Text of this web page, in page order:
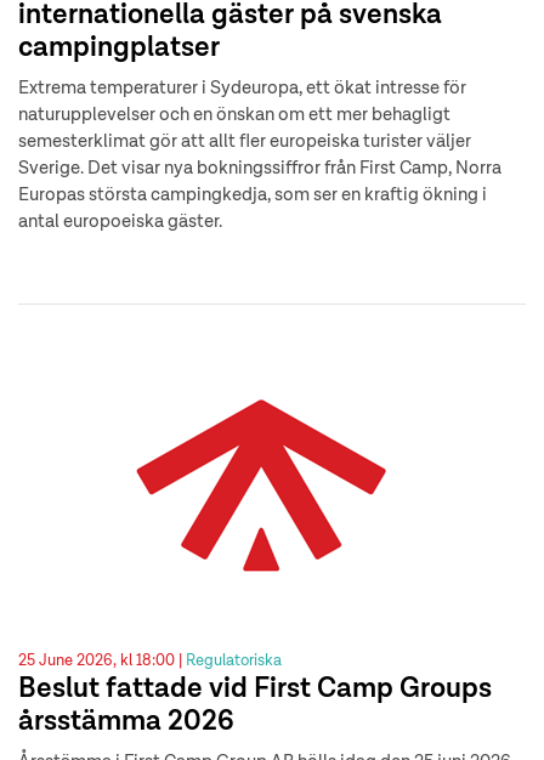
internationella gäster på svenska
campingplatser
Extrema temperaturer i Sydeuropa, ett ökat intresse för
naturupplevelser och en önskan om ett mer behagligt
semesterklimat gör att allt fler europeiska turister väljer
Sverige. Det visar nya bokningssiffror från First Camp, Norra
Europas största campingkedja, som ser en kraftig ökning i
antal europoeiska gäster.
25 June 2026, kl 18:00 | Regulatoriska
Beslut fattade vid First Camp Groups
årsstämma 2026